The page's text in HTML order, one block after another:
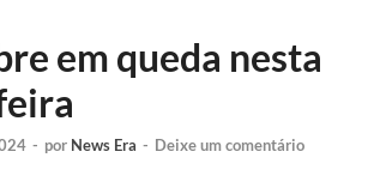
em queda nesta
- por News Era - Deixe um comentário